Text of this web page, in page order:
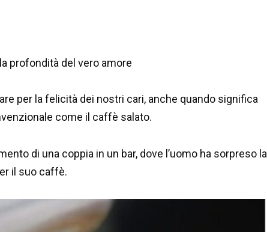
profondità del vero amore
per la felicità dei nostri cari, anche quando significa
come il caffè salato.
di una coppia in un bar, dove l’uomo ha sorpreso la
il suo caffè.